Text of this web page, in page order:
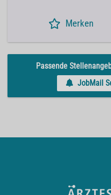
Merken
Passende
JobMail